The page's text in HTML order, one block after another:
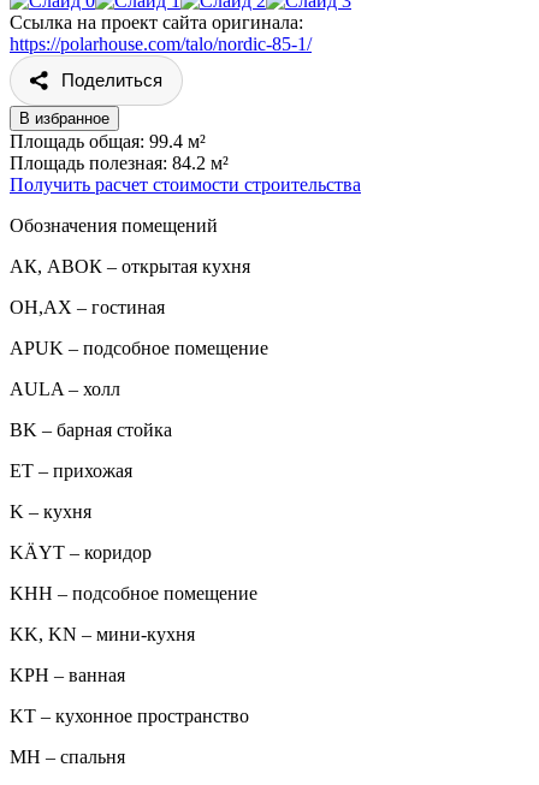
Ссылка на проект сайта оригинала:
https://polarhouse.com/talo/nordic-85-1/
Поделиться
В избранное
Площадь общая: 99.4 м²
Площадь полезная: 84.2 м²
Получить расчет стоимости строительства
Обозначения помещений
АК, АВОК – открытая кухня
ОН,AX – гостиная
APUK – подсобное помещение
AULA – холл
BK – барная стойка
ET – прихожая
K – кухня
KÄYT – коридор
KHH – подсобное помещение
KK, KN – мини-кухня
KPH – ванная
KT – кухонное пространство
MH – спальня